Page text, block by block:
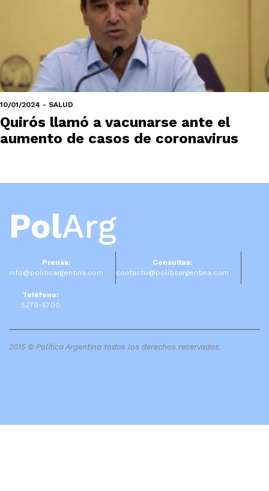
10/01/2024 - SALUD
Quirós llamó a vacunarse ante el
aumento de casos de coronavirus
PolArg
Prensa:
info@politicargentina.com
Consultas:
contacto@politicargentina.com
Teléfono:
5279-5700
2015 © Política Argentina todos los derechos reservados.